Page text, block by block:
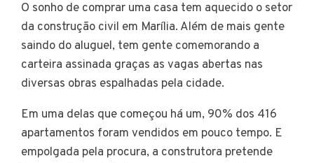
O sonho de comprar uma casa tem aquecido o setor
da construção civil em Marília. Além de mais gente
saindo do aluguel, tem gente comemorando a
carteira assinada graças as vagas abertas nas
diversas obras espalhadas pela cidade.
Em uma delas que começou há um, 90% dos 416
apartamentos foram vendidos em pouco tempo. E
empolgada pela procura, a construtora pretende